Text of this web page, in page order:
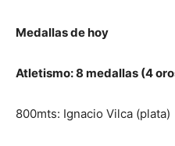
Medallas de hoy
Atletismo: 8 medallas (4
800mts: Ignacio Vilca (plata)